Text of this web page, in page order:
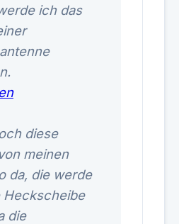
ich das
diese
meinen
da, die werde
Heckscheibe
die